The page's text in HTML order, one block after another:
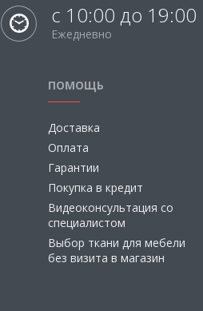
с 10:00 до 19:00
Ежедневно
ПОМОЩЬ
Доставка
Оплата
Гарантии
Покупка в кредит
Видеоконсультация со
специалистом
Выбор ткани для мебели
без визита в магазин